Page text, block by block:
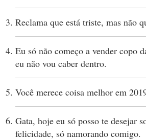
Reclama que está triste, mas não
Eu só não começo a vender copo
eu não vou caber dentro.
Você merece coisa melhor em
Gata, hoje eu só posso te desejar
felicidade, só namorando comigo.